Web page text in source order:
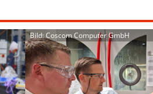
Bild: Coscom Computer GmbH